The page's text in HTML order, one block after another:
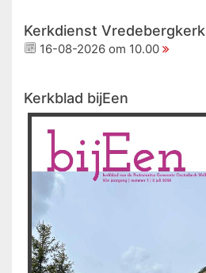
Kerkdienst Vredebergkerk
16-08-2026 om 10.00
Kerkblad bijEen